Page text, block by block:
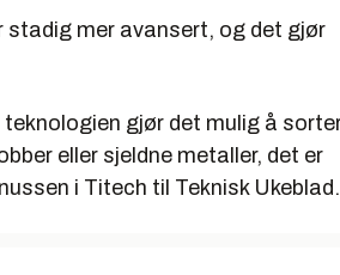
stadig mer avansert, og det gjør
gjør det mulig å
eller sjeldne metaller, det er
i Titech til Teknisk Ukeblad.